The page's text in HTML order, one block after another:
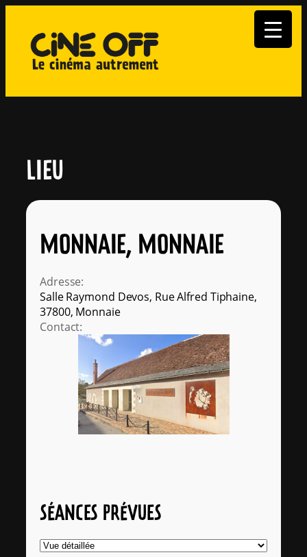
contenu
LIEU
MONNAIE, MONNAIE
Adresse:
Salle Raymond Devos, Rue Alfred Tiphaine,
37800, Monnaie
Contact:
SÉANCES PRÉVUES